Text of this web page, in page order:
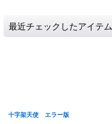
最近チェックしたアイテム
十字架天使 エラー版